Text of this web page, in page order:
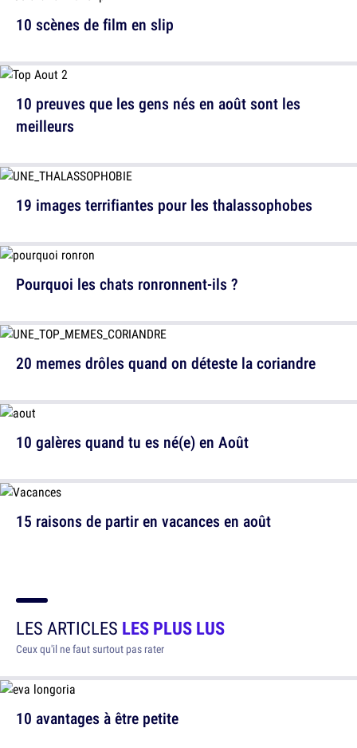
10 preuves que les gens nés en août sont les
meilleurs
Pourquoi les chats ronronnent-ils ?
10 galères quand tu es né(e) en Août
10 scènes de film en slip
19 images terrifiantes pour les thalassophobes
20 memes drôles quand on déteste la coriandre
15 raisons de partir en vacances en août
LES ARTICLES LES PLUS LUS
Ceux qu'il ne faut surtout pas rater
10 avantages à être petite